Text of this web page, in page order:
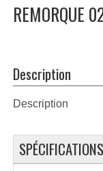
REMORQUE
Description
Description
SPÉCIFICATIONS